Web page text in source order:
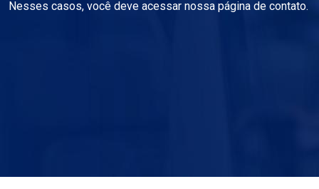
Nesses casos, você deve acessar nossa página de contato.